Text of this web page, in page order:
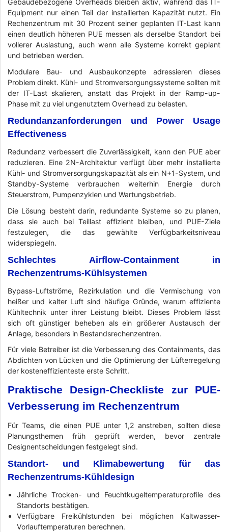
Gebäudebezogene Overheads bleiben aktiv, während das IT-
Equipment nur einen Teil der installierten Kapazität nutzt. Ein
Rechenzentrum mit 30 Prozent seiner geplanten IT-Last kann
einen deutlich höheren PUE messen als derselbe Standort bei
vollerer Auslastung, auch wenn alle Systeme korrekt geplant
und betrieben werden.
Modulare Bau- und Ausbaukonzepte adressieren dieses
Problem direkt. Kühl- und Stromversorgungssysteme sollten mit
der IT-Last skalieren, anstatt das Projekt in der Ramp-up-
Phase mit zu viel ungenutztem Overhead zu belasten.
Redundanzanforderungen und Power Usage
Effectiveness
Redundanz verbessert die Zuverlässigkeit, kann den PUE aber
reduzieren. Eine 2N-Architektur verfügt über mehr installierte
Kühl- und Stromversorgungskapazität als ein N+1-System, und
Standby-Systeme verbrauchen weiterhin Energie durch
Steuerstrom, Pumpenzyklen und Wartungsbetrieb.
Die Lösung besteht darin, redundante Systeme so zu planen,
dass sie auch bei Teillast effizient bleiben, und PUE-Ziele
festzulegen, die das gewählte Verfügbarkeitsniveau
widerspiegeln.
Schlechtes Airflow-Containment in
Rechenzentrums-Kühlsystemen
Bypass-Luftströme, Rezirkulation und die Vermischung von
heißer und kalter Luft sind häufige Gründe, warum effiziente
Kühltechnik unter ihrer Leistung bleibt. Dieses Problem lässt
sich oft günstiger beheben als ein größerer Austausch der
Anlage, besonders in Bestandsrechenzentren.
Für viele Betreiber ist die Verbesserung des Containments, das
Abdichten von Lücken und die Optimierung der Lüfterregelung
der kosteneffizienteste erste Schritt.
Praktische Design-Checkliste zur PUE-
Verbesserung im Rechenzentrum
Für Teams, die einen PUE unter 1,2 anstreben, sollten diese
Planungsthemen früh geprüft werden, bevor zentrale
Designentscheidungen festgelegt sind.
Standort- und Klimabewertung für das
Rechenzentrums-Kühldesign
Jährliche Trocken- und Feuchtkugeltemperaturprofile des
Standorts bestätigen.
Verfügbare Freikühlstunden bei möglichen Kaltwasser-
Vorlauftemperaturen berechnen.